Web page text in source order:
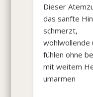
Dieser
das sanfte
schmerzt,
wohlwollende
fühlen ohne
mit weitem
umarmen